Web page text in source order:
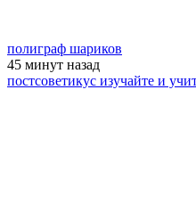
полиграф шариков
45 минут назад
постсоветикус изучайте и